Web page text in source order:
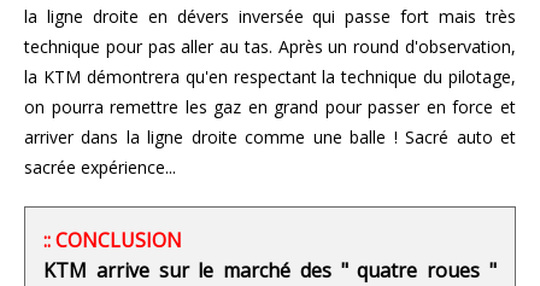
la ligne droite en dévers inversée qui passe fort mais très
technique pour pas aller au tas. Après un round d'observation,
la KTM démontrera qu'en respectant la technique du pilotage,
on pourra remettre les gaz en grand pour passer en force et
arriver dans la ligne droite comme une balle ! Sacré auto et
sacrée expérience...
:: CONCLUSION
KTM arrive sur le marché des " quatre roues "